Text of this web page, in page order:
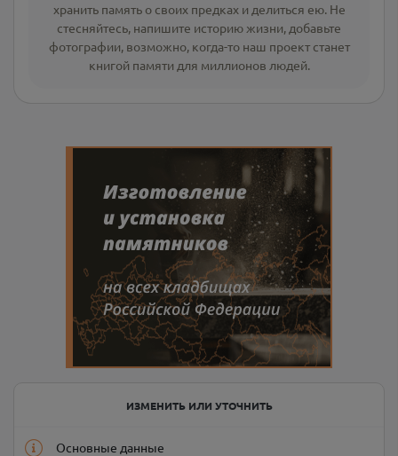
хранить память о своих предках и делиться ею. Не
стесняйтесь, напишите историю жизни, добавьте
фотографии, возможно, когда-то наш проект станет
книгой памяти для миллионов людей.
ИЗМЕНИТЬ ИЛИ УТОЧНИТЬ
Основные данные